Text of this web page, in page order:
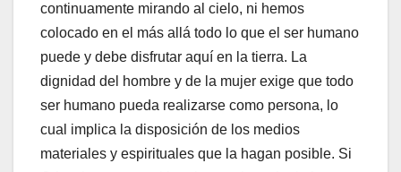
continuamente mirando al cielo, ni hemos
colocado en el más allá todo lo que el ser humano
puede y debe disfrutar aquí en la tierra. La
dignidad del hombre y de la mujer exige que todo
ser humano pueda realizarse como persona, lo
cual implica la disposición de los medios
materiales y espirituales que la hagan posible. Si